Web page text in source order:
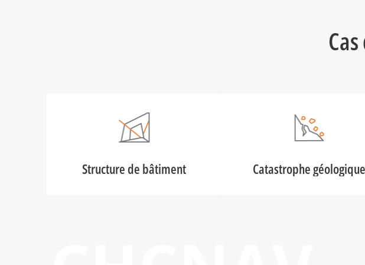
Structure de bâtiment Catastrophe géologique